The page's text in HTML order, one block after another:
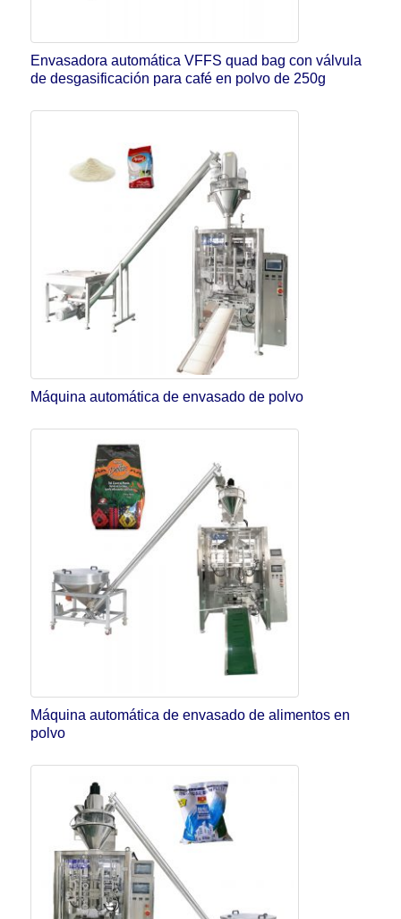
Envasadora automática VFFS quad bag con válvula
de desgasificación para café en polvo de 250g
Máquina automática de envasado de polvo
Máquina automática de envasado de alimentos en
polvo